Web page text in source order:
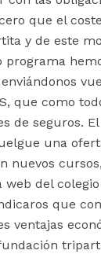
que el
y de este
que como
de seguros.
una
nuevos
del
que
ventajas